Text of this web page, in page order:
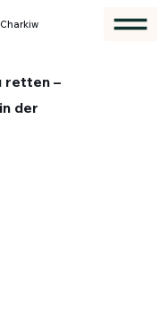
retten –
der